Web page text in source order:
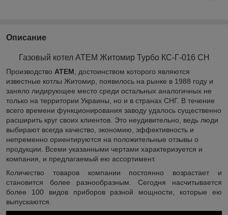
Описание
Газовый котел АТЕМ Житомир Турбо КС-Г-016 СН
Производство АТЕМ , достоинством которого являются
известные котлы Житомир, появилось на рынке в 1988 году и
заняло лидирующее место среди остальных аналогичных не
только на территории Украины, но и в странах СНГ. В течение
всего времени функционирования заводу удалось существенно
расширить круг своих клиентов. Это неудивительно, ведь люди
выбирают всегда качество, экономию, эффективность и
непременно ориентируются на положительные отзывы о
продукции. Всеми указанными чертами характеризуется и
компания, и предлагаемый ею ассортимент.
Количество товаров компании постоянно возрастает и
становится более разнообразным. Сегодня насчитывается
более 100 видов приборов разной мощности, которые ею
выпускаются.